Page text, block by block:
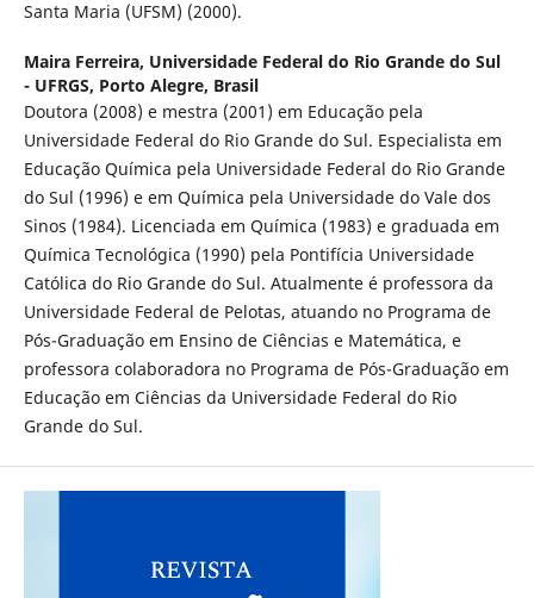
Santa Maria (UFSM) (2000).
Maira Ferreira, Universidade Federal do Rio Grande do Sul
- UFRGS, Porto Alegre, Brasil
Doutora (2008) e mestra (2001) em Educação pela
Universidade Federal do Rio Grande do Sul. Especialista em
Educação Química pela Universidade Federal do Rio Grande
do Sul (1996) e em Química pela Universidade do Vale dos
Sinos (1984). Licenciada em Química (1983) e graduada em
Química Tecnológica (1990) pela Pontifícia Universidade
Católica do Rio Grande do Sul. Atualmente é professora da
Universidade Federal de Pelotas, atuando no Programa de
Pós-Graduação em Ensino de Ciências e Matemática, e
professora colaboradora no Programa de Pós-Graduação em
Educação em Ciências da Universidade Federal do Rio
Grande do Sul.